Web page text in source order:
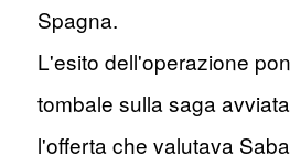
Spagna.
L'esito dell'operazione
tombale sulla saga
l'offerta che valutava